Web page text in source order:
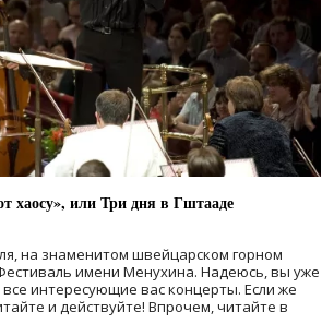
хаосу», или Три дня в Гштааде
на знаменитом швейцарском горном
имени Менухина. Надеюсь, вы уже
интересующие вас концерты. Если же
и действуйте! Впрочем, читайте в